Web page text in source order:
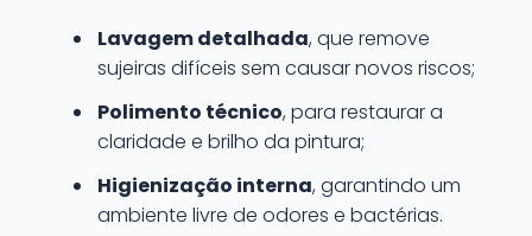
Lavagem detalhada, que remove
sujeiras difíceis sem causar novos riscos;
Polimento técnico, para restaurar a
claridade e brilho da pintura;
Higienização interna, garantindo um
ambiente livre de odores e bactérias.